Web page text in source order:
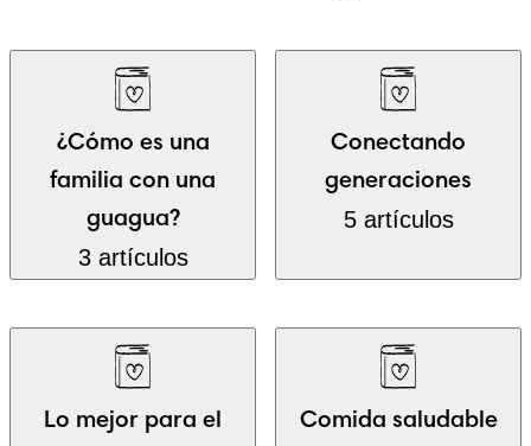
¿Cómo es una
familia con una
guagua?
3 artículos
Conectando
generaciones
5 artículos
Lo mejor para el
Comida saludable